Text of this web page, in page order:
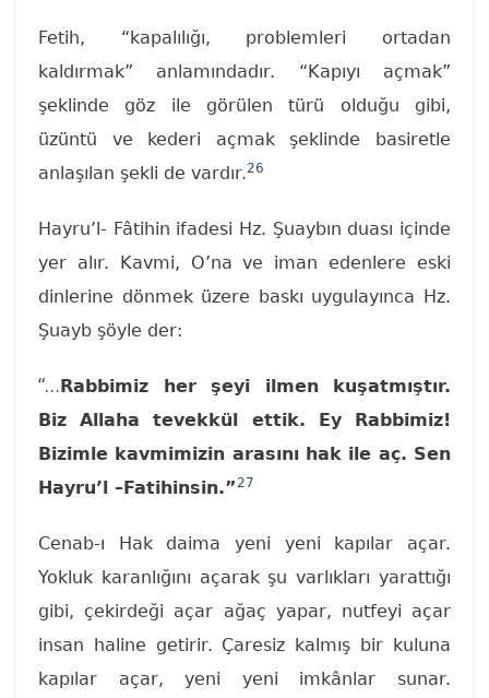
Fetih, “kapalılığı, problemleri ortadan
kaldırmak” anlamındadır. “Kapıyı açmak”
şeklinde göz ile görülen türü olduğu gibi,
üzüntü ve kederi açmak şeklinde basiretle
anlaşılan şekli de vardır.26
Hayru’l- Fâtihin ifadesi Hz. Şuaybın duası içinde
yer alır. Kavmi, O’na ve iman edenlere eski
dinlerine dönmek üzere baskı uygulayınca Hz.
Şuayb şöyle der:
“…Rabbimiz her şeyi ilmen kuşatmıştır.
Biz Allaha tevekkül ettik. Ey Rabbimiz!
Bizimle kavmimizin arasını hak ile aç. Sen
Hayru’l –Fatihinsin.”27
Cenab-ı Hak daima yeni yeni kapılar açar.
Yokluk karanlığını açarak şu varlıkları yarattığı
gibi, çekirdeği açar ağaç yapar, nutfeyi açar
insan haline getirir. Çaresiz kalmış bir kuluna
kapılar açar, yeni yeni imkânlar sunar.